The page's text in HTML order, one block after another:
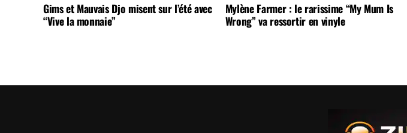
Gims et Mauvais Djo misent sur l’été avec
“Vive la monnaie”
Mylène Farmer : le rarissime “My Mum Is
Wrong” va ressortir en vinyle